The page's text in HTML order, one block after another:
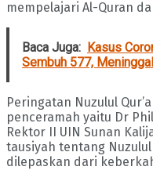
mempelajari Al-Quran
Baca Juga: Kasus
Sembuh 577,
Peringatan Nuzulul
penceramah yaitu Dr
Rektor II UIN Sunan
tausiyah tentang
dilepaskan dari